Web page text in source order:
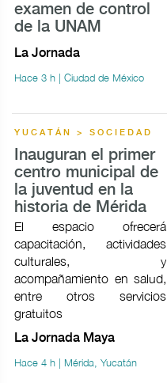
examen de control
de la UNAM
La Jornada
Hace 3 h | Ciudad de México
YUCATÁN > SOCIEDAD
Inauguran el primer
centro municipal de
la juventud en la
historia de Mérida
El espacio ofrecerá
capacitación, actividades
culturales, y
acompañamiento en salud,
entre otros servicios
gratuitos
La Jornada Maya
Hace 4 h | Mérida, Yucatán